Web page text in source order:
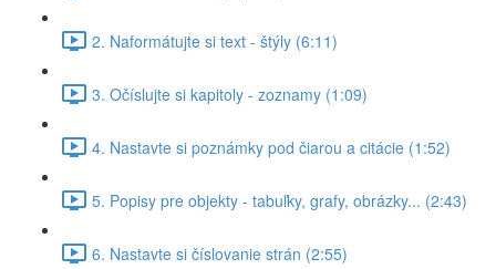
2. Naformátujte si text - štýly (6:11)
3. Očíslujte si kapitoly - zoznamy (1:09)
4. Nastavte si poznámky pod čiarou a citácie (1:52)
5. Popisy pre objekty - tabuľky, grafy, obrázky... (2:43)
6. Nastavte si číslovanie strán (2:55)